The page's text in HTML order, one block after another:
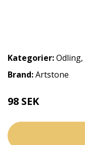
Kategorier:Odling,
Brand:Artstone
98 SEK